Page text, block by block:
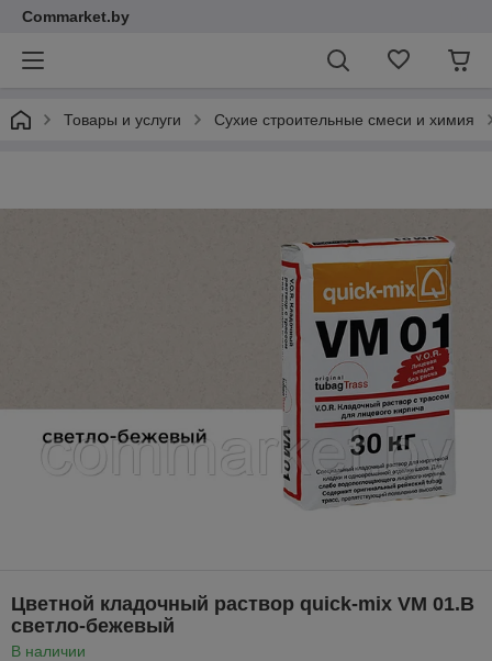
Commarket.by
Товары и услуги Сухие строительные смеси и химия
Цветной кладочный раствор quick-mix VM 01.B
светло-бежевый
В наличии